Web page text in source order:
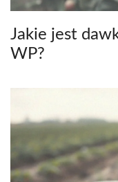
Jakie jest
WP?